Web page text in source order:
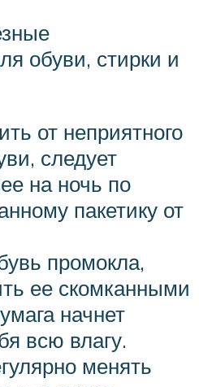
обуви, стирки и
от неприятного
следует
на ночь по
пакетику от
промокла,
ее скомканными
начнет
всю влагу.
менять